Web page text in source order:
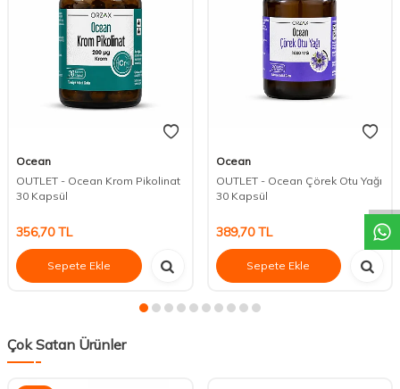
DESTEK
Ocean
OUTLET - Ocean Krom Pikolinat
30 Kapsül
356,70TL
Sepete Ekle
Ocean
OUTLET - Ocean Çörek Otu Yağı
30 Kapsül
389,70TL
Sepete Ekle
Çok Satan Ürünler